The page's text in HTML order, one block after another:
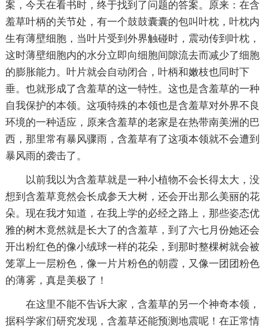
案，今天在看书时，终于找到了问题的答案。原来：在含
羞草叶柄的关节处，有一个鼓鼓囊囊的包叫叶枕，叶枕内
生有薄壁细胞，当叶片受到外界触碰时，震动传到叶枕，
这时薄壁细胞内的水分立即向细胞间隙流去而减少了细胞
的膨胀能力。叶片就会自动闭合，叶柄和嫩枝也同时下
垂。也就形成了含羞草的这一特性。这也是含羞草的一种
自我保护的本领。这项特殊的本领也是含羞草对外界不良
环境的一种适应，原来含羞草的老家是在热带南美洲的巴
西，那里常有暴风骤雨，含羞草有了这项本领就不会遭到
暴风雨的袭击了。
以前我以为含羞草就是一种小植物不会长得太大，没
想到含羞草竟然会长成参天大树，还会开出那么美丽的花
朵。现在我才知道，在我上学的必经之路上，那些姿态优
雅的树木竟然就是长大了的含羞草，到了六七月份她还会
开出粉红色的像小绒球一样的花朵，到那时整棵树就会被
笼罩上一层粉色，像一片片粉色的朝霞，又像一团团粉色
的薄雾，真是美极了！
在这里不能不告诉大家，含羞草的另一个神奇本领，
据科学家们研究发现，含羞草还能预测地震呢！在正常情